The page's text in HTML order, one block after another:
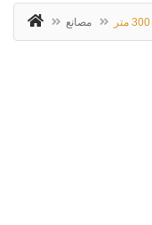
مصانع